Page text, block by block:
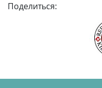
Поделиться: